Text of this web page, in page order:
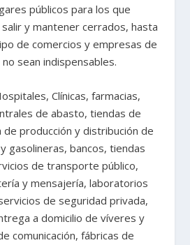
públicos para los que
y mantener cerrados, hasta
de comercios y empresas de
sean indispensables.
Clínicas, farmacias,
de abasto, tiendas de
producción y distribución de
gasolineras, bancos, tiendas
de transporte público,
y mensajería, laboratorios
de seguridad privada,
a domicilio de víveres y
comunicación, fábricas de